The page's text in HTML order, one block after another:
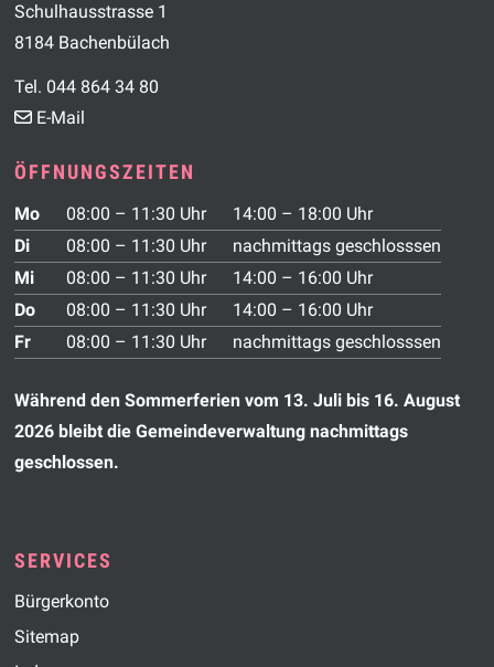
Schulhausstrasse 1
8184 Bachenbülach
Tel. 044 864 34 80
E-Mail
ÖFFNUNGSZEITEN
Wochentag Vormittag Nachmittag
Mo 08:00 – 11:30 Uhr
14:00 – 18:00 Uhr
Di
08:00 – 11:30 Uhr
nachmittags geschlosssen
Mi
08:00 – 11:30 Uhr
14:00 – 16:00 Uhr
Do
08:00 – 11:30 Uhr
14:00 – 16:00 Uhr
Fr
08:00 – 11:30 Uhr nachmittags geschlosssen
Während den Sommerferien vom 13. Juli bis 16. August
2026 bleibt die Gemeindeverwaltung nachmittags
geschlossen.
SERVICES
Bürgerkonto
Sitemap